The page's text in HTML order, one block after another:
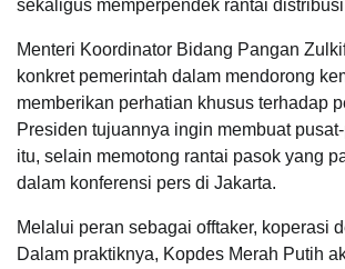
sekaligus memperpendek rantai
Menteri Koordinator Bidang Pangan
konkret pemerintah dalam mendorong
memberikan perhatian khusus terhadap
Presiden tujuannya ingin membuat
itu, selain memotong rantai pasok yang
dalam konferensi pers di Jakarta.
Melalui peran sebagai offtaker, koperasi
Dalam praktiknya, Kopdes Merah Putih